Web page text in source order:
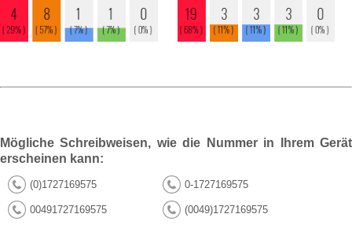
Mögliche Schreibweisen, wie die Nummer in Ihrem Gerät
erscheinen kann:
(0)1727169575 0-1727169575
00491727169575 (0049)1727169575